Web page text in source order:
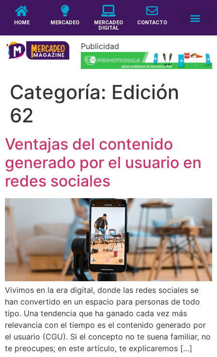
HOME MERCADEO
MERCADEO
DIGITAL
CONTACTO
Publicidad
Categoría: Edición
62
Ventajas del contenido
generado por el usuario en
redes sociales
Vivimos en la era digital, donde las redes sociales se
han convertido en un espacio para personas de todo
tipo. Una tendencia que ha ganado cada vez más
relevancia con el tiempo es el contenido generado por
el usuario (CGU). Si el concepto no te suena familiar, no
te preocupes; en este artículo, te explicaremos […]